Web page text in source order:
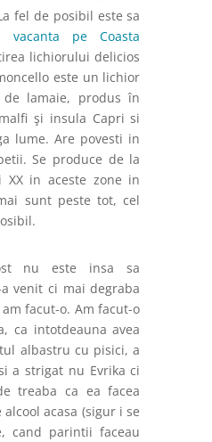
fel de posibil este sa
vacanta pe Coasta
lichiorului delicios
este un lichior
lamaie, produs în
şi insula Capri si
lume. Are povesti in
Se produce de la
XX in aceste zone in
sunt peste tot, cel
nu este insa sa
venit ci mai degraba
facut-o. Am facut-o
ca intotdeauna avea
albastru cu pisici, a
a strigat nu Evrika ci
treaba ca ea facea
acasa (sigur i se
cand parintii faceau